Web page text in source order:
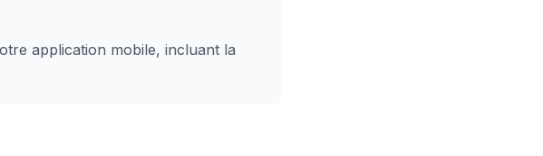
application mobile, incluant la